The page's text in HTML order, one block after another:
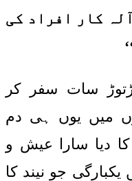
کار افراد کی
سات سفر کر
میں یوں ہی دم
دیا سارا عیش و
جو نیند کا